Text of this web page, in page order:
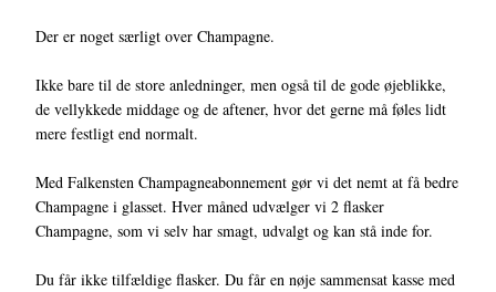
Der er noget særligt over Champagne.
Ikke bare til de store anledninger, men også til de gode øjeblikke,
de vellykkede middage og de aftener, hvor det gerne må føles lidt
mere festligt end normalt.
Med Falkensten Champagneabonnement gør vi det nemt at få bedre
Champagne i glasset. Hver måned udvælger vi 2 flasker
Champagne, som vi selv har smagt, udvalgt og kan stå inde for.
Du får ikke tilfældige flasker. Du får en nøje sammensat kasse med